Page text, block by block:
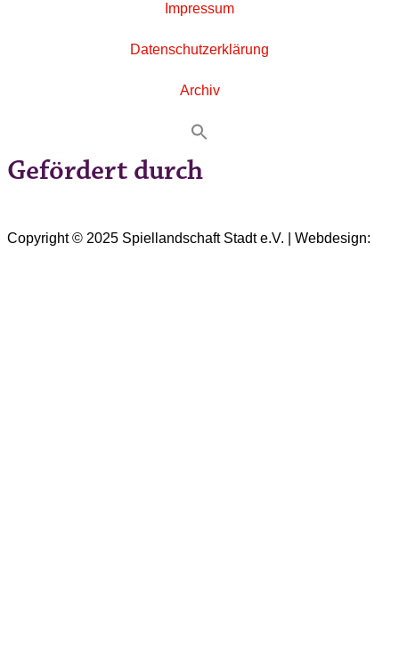
Impressum
Datenschutzerklärung
Archiv
Gefördert durch
Copyright © 2025 Spiellandschaft Stadt e.V. | Webdesign: